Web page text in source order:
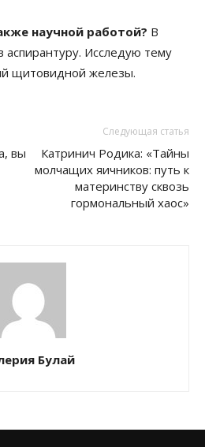
научной работой? В
аспирантуру. Исследую тему
щитовидной железы.
вы
Следующая статья
Катринич Родика: «Тайны
молчащих яичников: путь к
материнству сквозь
гормональный хаос»
Булай